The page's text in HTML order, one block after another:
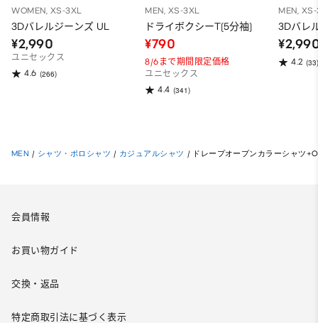
WOMEN, XS-3XL
3Dバレルジーンズ UL
¥2,990
ユニセックス
4.6 (266)
MEN, XS-3XL
ドライボクシーT(5分袖)
¥790
8/6まで期間限定価格
ユニセックス
4.4 (341)
MEN,
3Dバレ
4.2 (33)
MEN / シャツ・ポロシャツ / カジュアルシャツ / ドレープオープンカラーシャツ
会員情報
お買い物ガイド
交換・返品
特定商取引法に基づく表示